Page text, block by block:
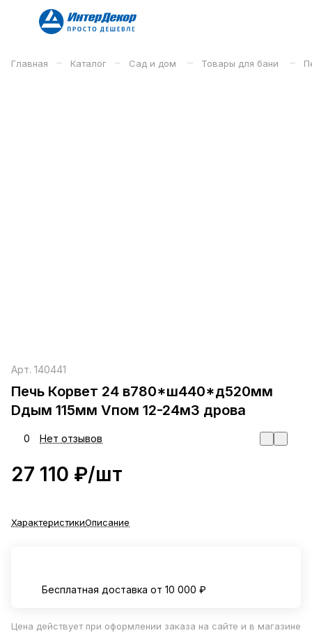
Главная – Каталог – Сад и дом – Товары для бани –
Арт. 140441
Печь Корвет 24 в780*ш440*д520мм
Dдым 115мм Vпом 12-24м3 дрова
0 Нет отзывов
27 110 ₽/шт
ХарактеристикиОписание
Бесплатная доставка от 10 000 ₽
Цена действует при оформлении заказа на сайте и в магазине